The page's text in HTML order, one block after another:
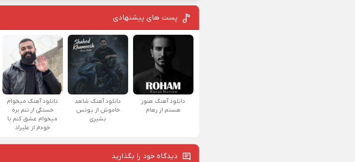
پست های پیشنهادی
دانلود آهنگ هنوز
هستم از رهام
دانلود آهنگ شاهد
خاموش از یونس
بشیری
دانلود آهنگ میخوام
خستگی از تنم بره
میخوام عشق کنم با
خودم از علیراد
دیدگاه خود را بگذارید